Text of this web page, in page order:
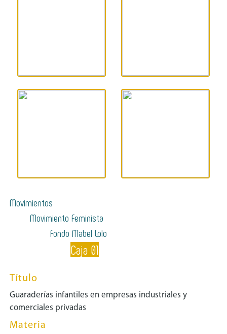
Movimientos
Movimiento Feminista
Fondo Mabel Lolo
Caja 01
Título
Guaraderías infantiles en empresas industriales y
comerciales privadas
Materia